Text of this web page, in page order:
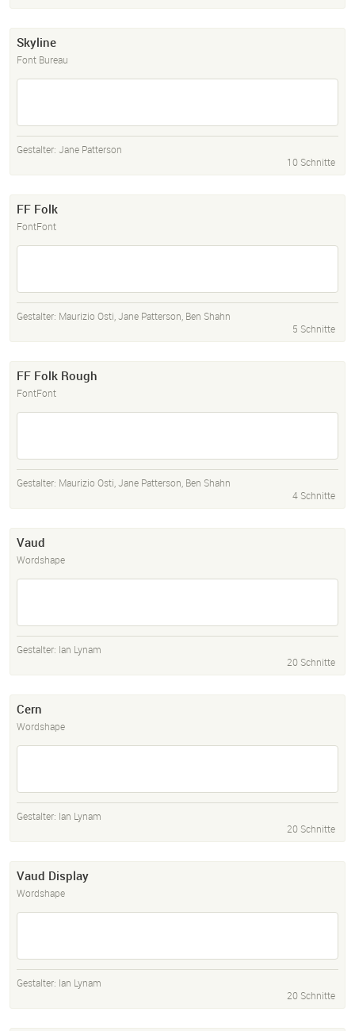
Skyline
Font Bureau
Gestalter: Jane Patterson
10 Schnitte
FF Folk
FontFont
Gestalter: Maurizio Osti,Jane Patterson, Ben Shahn
5 Schnitte
FF Folk Rough
FontFont
Gestalter: Maurizio Osti,Jane Patterson, Ben Shahn
4 Schnitte
Vaud
Wordshape
Gestalter: Ian Lynam
20 Schnitte
Cern
Wordshape
Gestalter: Ian Lynam
20 Schnitte
Vaud Display
Wordshape
Gestalter: Ian Lynam
20 Schnitte